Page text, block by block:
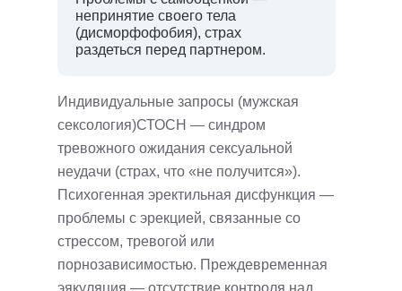
непринятие своего тела
(дисморфофобия), страх
раздеться перед партнером.
Индивидуальные запросы (мужская
сексология)СТОСН — синдром
тревожного ожидания сексуальной
неудачи (страх, что «не получится»).
Психогенная эректильная дисфункция —
проблемы с эрекцией, связанные со
стрессом, тревогой или
порнозависимостью. Преждевременная
эякуляция — отсутствие контроля над